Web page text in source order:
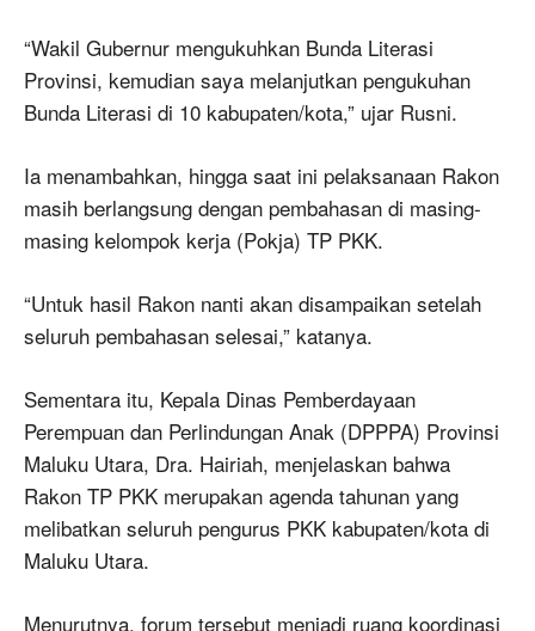
“Wakil Gubernur mengukuhkan Bunda Literasi
Provinsi, kemudian saya melanjutkan pengukuhan
Bunda Literasi di 10 kabupaten/kota,” ujar Rusni.
Ia menambahkan, hingga saat ini pelaksanaan Rakon
masih berlangsung dengan pembahasan di masing-
masing kelompok kerja (Pokja) TP PKK.
“Untuk hasil Rakon nanti akan disampaikan setelah
seluruh pembahasan selesai,” katanya.
Sementara itu, Kepala Dinas Pemberdayaan
Perempuan dan Perlindungan Anak (DPPPA) Provinsi
Maluku Utara, Dra. Hairiah, menjelaskan bahwa
Rakon TP PKK merupakan agenda tahunan yang
melibatkan seluruh pengurus PKK kabupaten/kota di
Maluku Utara.
Menurutnya, forum tersebut menjadi ruang koordinasi